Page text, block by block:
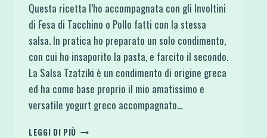
Questa ricetta l’ho accompagnata con gli Involtini
di Fesa di Tacchino o Pollo fatti con la stessa
salsa. In pratica ho preparato un solo condimento,
con cui ho insaporito la pasta, e farcito il secondo.
La Salsa Tzatziki è un condimento di origine greca
ed ha come base proprio il mio amatissimo e
versatile yogurt greco accompagnato…
LEGGI DI PIÙ RIGATONCINI